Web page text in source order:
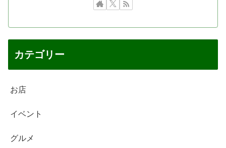
カテゴリー
お店
イベント
グルメ